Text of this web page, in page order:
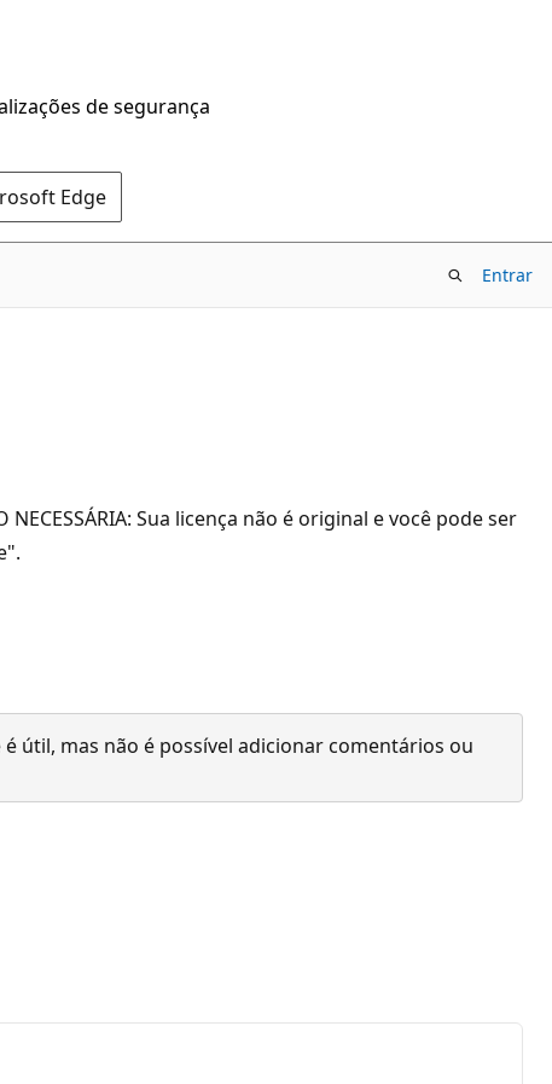
de segurança
Edge
Entrar
Sua licença não é original e você pode ser
útil, mas não é possível adicionar comentários ou